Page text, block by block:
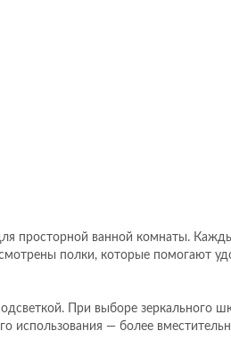
просторной ванной комнаты.
полки, которые помогают
При выборе зеркального
использования — более